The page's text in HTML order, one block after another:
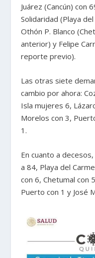
Juárez (Cancún) con
Solidaridad (Playa
Othón P. Blanco
anterior) y Felipe
reporte previo).
Las otras siete
cambio por ahora:
Isla mujeres 6,
Morelos con 3,
1.
En cuanto a
a 84, Playa del
con 6, Chetumal con
Puerto con 1 y José